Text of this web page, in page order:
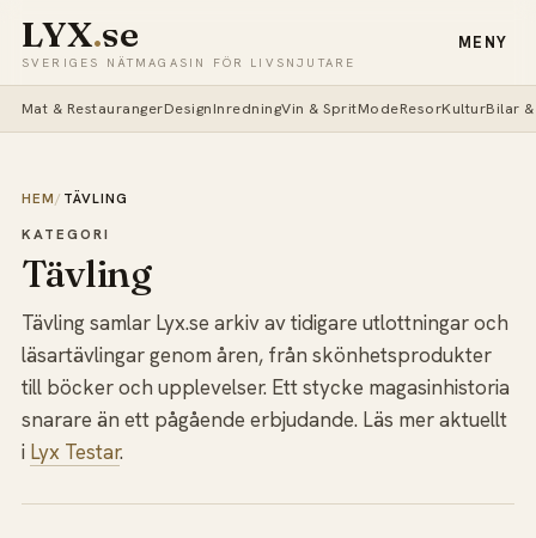
LYX.se
SVERIGES NÄTMAGASIN FÖR LIVSNJUTARE
MENY
Mat & RestaurangerDesignInredningVin & SpritModeResorKulturBilar
HEM / TÄVLING
KATEGORI
Tävling
Tävling samlar Lyx.se arkiv av tidigare utlottningar och
läsartävlingar genom åren, från skönhetsprodukter
till böcker och upplevelser. Ett stycke magasinhistoria
snarare än ett pågående erbjudande. Läs mer aktuellt
i Lyx Testar.